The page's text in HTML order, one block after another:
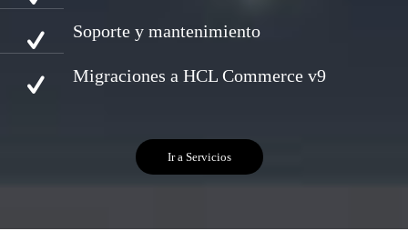
Soporte y mantenimiento
Migraciones a HCL Commerce v9
Ir a Servicios